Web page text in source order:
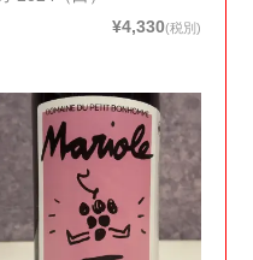
¥4,330(税別)